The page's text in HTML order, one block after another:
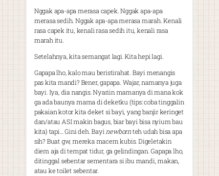
Nggak apa-apa merasa capek. Nggak apa-apa
merasa sedih. Nggak apa-apa merasa marah. Kenali
rasa capek itu, kenali rasa sedih itu, kenali rasa
marah itu.
Setelahnya, kita semangat lagi. Kita hepi lagi.
Gapapa lho, kalo mau beristirahat. Bayi menangis
pas kita mandi? Bener, gapapa. Wajar, namanya juga
bayi. Iya, dia nangis. Nyariin mamanya di mana kok
ga ada baunya mama di deketku (tips: coba tinggalin
pakaian kotor kita deket si bayi, yang banjir keringet
dan/atau ASI makin bagus, biar bayi bisa nyium bau
kita) tapi… Gini deh. Bayinewbornteh udah bisa apa
sih? Buat gw, mereka macem kubis. Digeletakin
diem aja di tempat tidur, ga gelindingan. Gapapa lho,
ditinggal sebentar sementara si ibu mandi, makan,
atau ke toilet sebentar.